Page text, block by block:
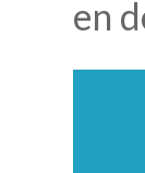
en